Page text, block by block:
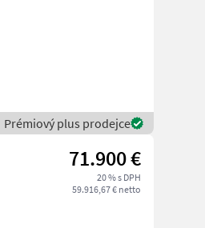
Prémiový plus prodejce
71.900 €
20 % s DPH
59.916,67 € netto